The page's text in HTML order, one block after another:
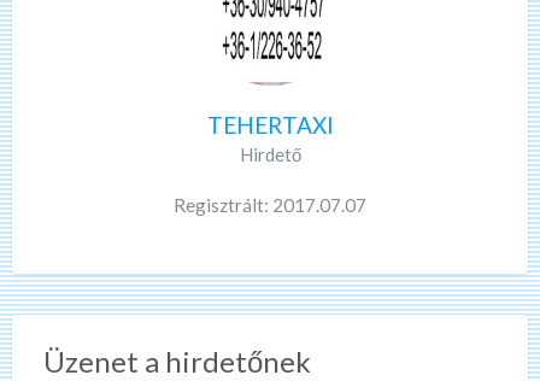
TEHERTAXI
Hirdető
Regisztrált: 2017.07.07
Üzenet a hirdetőnek